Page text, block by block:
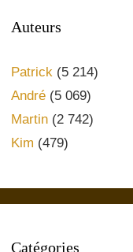
Auteurs
Patrick (5 214)
André (5 069)
Martin (2 742)
Kim (479)
Catégories